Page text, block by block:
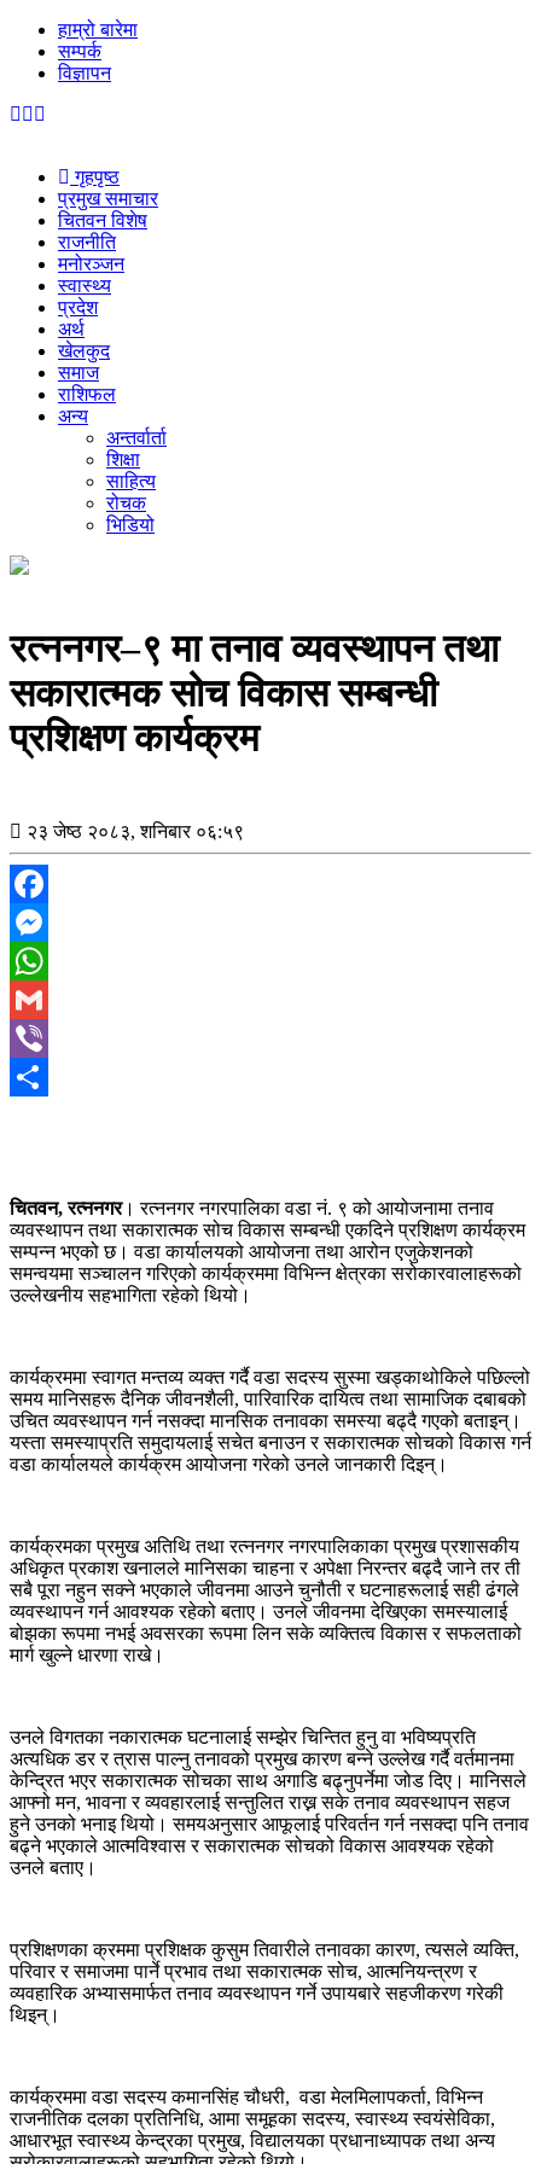
हाम्रो बारेमा
सम्पर्क
विज्ञापन
गृहपृष्ठ
प्रमुख समाचार
चितवन विशेष
राजनीति
मनोरञ्जन
स्वास्थ्य
प्रदेश
अर्थ
खेलकुद
समाज
राशिफल
अन्य
अन्तर्वार्ता
शिक्षा
साहित्य
रोचक
भिडियो
रत्ननगर–९ मा तनाव व्यवस्थापन तथा
सकारात्मक सोच विकास सम्बन्धी
प्रशिक्षण कार्यक्रम
२३ जेष्ठ २०८३, शनिबार ०६:५९
Facebook
Messenger
WhatsApp
Gmail
Viber
चितवन, रत्ननगर। रत्ननगर नगरपालिका वडा नं. ९ को आयोजनामा तनाव
व्यवस्थापन तथा सकारात्मक सोच विकास सम्बन्धी एकदिने प्रशिक्षण कार्यक्रम
सम्पन्न भएको छ। वडा कार्यालयको आयोजना तथा आरोन एजुकेशनको
समन्वयमा सञ्चालन गरिएको कार्यक्रममा विभिन्न क्षेत्रका सरोकारवालाहरूको
उल्लेखनीय सहभागिता रहेको थियो।
कार्यक्रममा स्वागत मन्तव्य व्यक्त गर्दै वडा सदस्य सुस्मा खड्काथोकिले पछिल्लो
समय मानिसहरू दैनिक जीवनशैली, पारिवारिक दायित्व तथा सामाजिक दबाबको
उचित व्यवस्थापन गर्न नसक्दा मानसिक तनावका समस्या बढ्दै गएको बताइन्।
यस्ता समस्याप्रति समुदायलाई सचेत बनाउन र सकारात्मक सोचको विकास गर्न
वडा कार्यालयले कार्यक्रम आयोजना गरेको उनले जानकारी दिइन्।
कार्यक्रमका प्रमुख अतिथि तथा रत्ननगर नगरपालिकाका प्रमुख प्रशासकीय
अधिकृत प्रकाश खनालले मानिसका चाहना र अपेक्षा निरन्तर बढ्दै जाने तर ती
सबै पूरा नहुन सक्ने भएकाले जीवनमा आउने चुनौती र घटनाहरूलाई सही ढंगले
व्यवस्थापन गर्न आवश्यक रहेको बताए। उनले जीवनमा देखिएका समस्यालाई
बोझका रूपमा नभई अवसरका रूपमा लिन सके व्यक्तित्व विकास र सफलताको
मार्ग खुल्ने धारणा राखे।
उनले विगतका नकारात्मक घटनालाई सम्झेर चिन्तित हुनु वा भविष्यप्रति
अत्यधिक डर र त्रास पाल्नु तनावको प्रमुख कारण बन्ने उल्लेख गर्दै वर्तमानमा
केन्द्रित भएर सकारात्मक सोचका साथ अगाडि बढ्नुपर्नेमा जोड दिए। मानिसले
आफ्नो मन, भावना र व्यवहारलाई सन्तुलित राख्न सके तनाव व्यवस्थापन सहज
हुने उनको भनाइ थियो। समयअनुसार आफूलाई परिवर्तन गर्न नसक्दा पनि तनाव
बढ्ने भएकाले आत्मविश्वास र सकारात्मक सोचको विकास आवश्यक रहेको
उनले बताए।
प्रशिक्षणका क्रममा प्रशिक्षक कुसुम तिवारीले तनावका कारण, त्यसले व्यक्ति,
परिवार र समाजमा पार्ने प्रभाव तथा सकारात्मक सोच, आत्मनियन्त्रण र
व्यवहारिक अभ्यासमार्फत तनाव व्यवस्थापन गर्ने उपायबारे सहजीकरण गरेकी
थिइन्।
कार्यक्रममा वडा सदस्य कमानसिंह चौधरी, वडा मेलमिलापकर्ता, विभिन्न
राजनीतिक दलका प्रतिनिधि, आमा समूहका सदस्य, स्वास्थ्य स्वयंसेविका,
आधारभूत स्वास्थ्य केन्द्रका प्रमुख, विद्यालयका प्रधानाध्यापक तथा अन्य